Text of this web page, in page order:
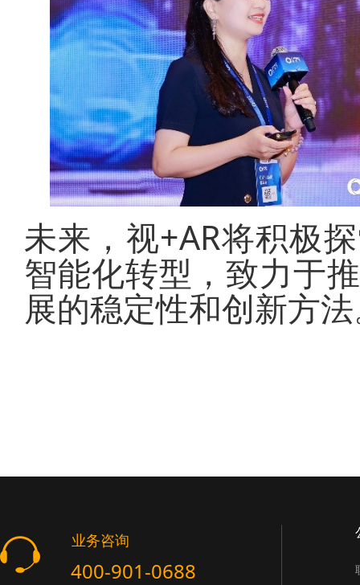
未来，视+AR将积极
智能化转型，致力于
展的稳定性和创新方
业务咨询
400-901-0688